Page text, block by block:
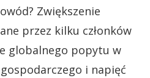
Zwiększenie
przez kilku członków
globalnego popytu w
i napięć